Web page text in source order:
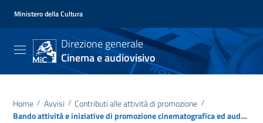
Ministero della Cultura
Direzione generale
Cinema e audiovisivo
Home / Avvisi / Contributi alle attività di promozione /
Bando attività e iniziative di promozione cinematografica ed audiovisiva anno 2022 – Chiarimenti